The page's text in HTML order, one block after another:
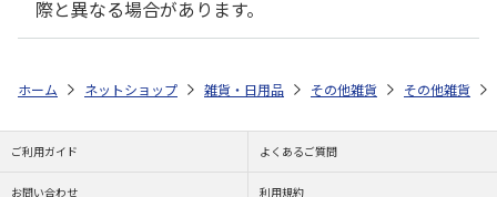
際と異なる場合があります。
ホーム ネットショップ 雑貨・日用品 その他雑貨 その他雑貨
ご利用ガイド よくあるご質問
お問い合わせ 利用規約